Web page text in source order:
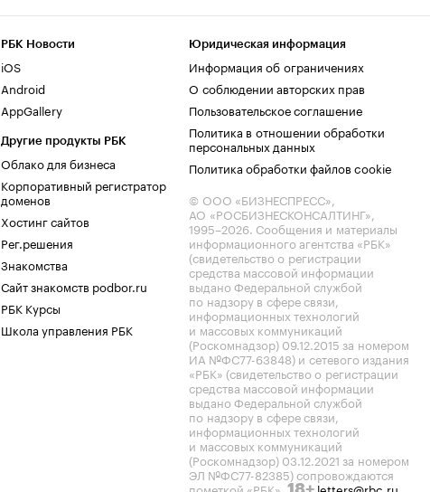
РБК Новости
iOS
Android
AppGallery
Другие продукты РБК
Облако для бизнеса
Корпоративный регистратор
доменов
Хостинг сайтов
Рег.решения
Знакомства
Сайт знакомств podbor.ru
РБК Курсы
Школа управления РБК
Юридическая информация
Информация об ограничениях
О соблюдении авторских прав
Пользовательское соглашение
Политика в отношении обработки
персональных данных
Политика обработки файлов cookie
© ООО «БИЗНЕСПРЕСС»,
АО «РОСБИЗНЕСКОНСАЛТИНГ»,
1995–2026. Сообщения и материалы
информационного агентства «РБК»
(свидетельство о регистрации
средства массовой информации
выдано Федеральной службой
по надзору в сфере связи,
информационных технологий
и массовых коммуникаций
(Роскомнадзор) 09.12.2015 за номером
ИА №ФС77-63848) и сетевого издания
«РБК» (свидетельство о регистрации
средства массовой информации
выдано Федеральной службой
по надзору в сфере связи,
информационных технологий
и массовых коммуникаций
(Роскомнадзор) 03.12.2021 за номером
ЭЛ №ФС77-82385) сопровождаются
пометкой «РБК».
letters@rbc.ru